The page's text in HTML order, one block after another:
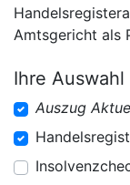
Amtsgericht als
Ihre Auswahl
Auszug